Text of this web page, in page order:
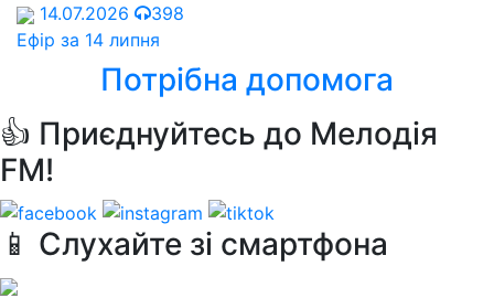
14.07.2026
398
Ефір за 14 липня
Потрібна допомога
👍 Приєднуйтесь до Мелодія
FM!
📱 Слухайте зі смартфона